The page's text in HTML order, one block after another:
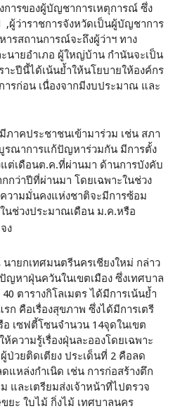
การของผู้บัญชาการเหตุการณ์ ซึ่ง
,ผู้ว่าราชการจังหวัดเป็นผู้บัญชาการ
รสถานการณ์จะถึงผู้ว่าฯ ทาง
นายอำเภอ ผู้ใหญ่บ้าน กำนันจะเป็น
ะปีนี้ได้เน้นย้ำให้นโยบายให้องค์กร
รก่อน เนื่องจากมีงบประมาณ และ
ภาคประชาชนเข้ามาร่วม เช่น สภา
รณาการแก้ปัญหาร่วมกัน มีการตั้ง
เดือนต.ค.ที่ผ่านมา ด้านการบังคับ
กว่าปีที่ผ่านมา โดยเฉพาะในช่วง
วามมั่นคงแห่งชาติจะมีการซ้อม
ช่วงประมาณเดือน ม.ค.หรือ
ง
ยกเทศมนตรีนครเชียงใหม่ กล่าว
ญหาฝุ่นควันในเขตเมือง ซึ่งเทศบาล
ตารางกิโลเมตร ได้มีการเน้นย้ำ
ก คือเรื่องสุขภาพ ซึ่งได้มีการเตรี
เซฟตี้โซนจำนวน 14จุดในเขต
ความรู้เรื่องฝุ่นละอองโดยเฉพาะ
ป่วยติดเตียง ประเด็นที่ 2 คือลด
แหล่งกำเนิด เช่น การก่อสร้างตึก
และเตรียมส่งเจ้าหน้าที่ไปตรวจ
ยะ ใบไม้ กิ่งไม้ เทศบาลนคร